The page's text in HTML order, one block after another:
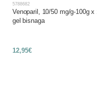
5788682
Venoparil, 10/50 mg/g-100g x
gel bisnaga
12,95€